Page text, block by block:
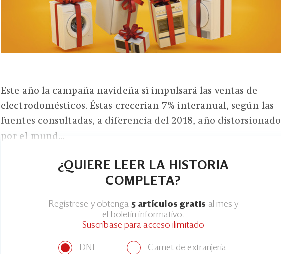
Este año la campaña navideña sí impulsará las ventas de
electrodomésticos. Éstas crecerían 7% interanual, según las
fuentes consultadas, a diferencia del 2018, año distorsionado
por el mund...
¿QUIERE LEER LA HISTORIA
COMPLETA?
Regístrese y obtenga 5 artículos gratis al mes y
el boletín informativo.
Suscríbase para acceso ilimitado
DNI Carnet de extranjería